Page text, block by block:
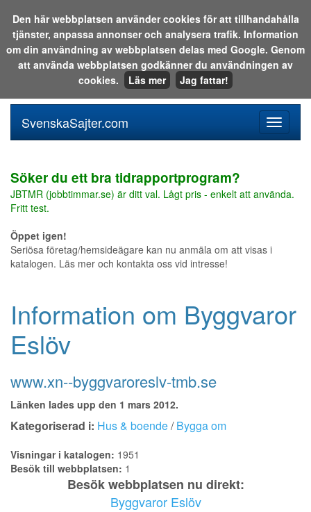
Sök i katalogen eller på webben:
meny
SvenskaSajter.com
Söker du ett bra tidrapportprogram?
JBTMR (jobbtimmar.se) är ditt val. Lågt pris - enkelt att använda.
Fritt test.
Öppet igen!
Seriösa företag/hemsideägare kan nu anmäla om att visas i
katalogen. Läs mer och kontakta oss vid intresse!
Information om Byggvaror
Eslöv
www.xn--byggvaroreslv-tmb.se
Länken lades upp den 1 mars 2012.
Kategoriserad i: Hus & boende/Bygga om
Visningar i katalogen: 1951
Besök till webbplatsen: 1
Besök webbplatsen nu direkt:
Byggvaror Eslöv
Den här webbplatsen använder cookies för att tillhandahålla
tjänster, anpassa annonser och analysera trafik. Information
om din användning av webbplatsen delas med Google. Genom
att använda webbplatsen godkänner du användningen av
cookies.
Läs mer Jag fattar!